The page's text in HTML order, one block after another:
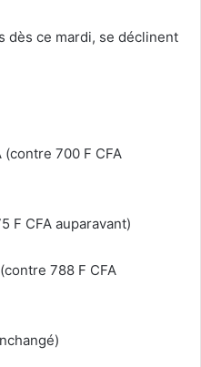
dès ce mardi, se déclinent
(contre 700 F CFA
F CFA auparavant)
788 F CFA